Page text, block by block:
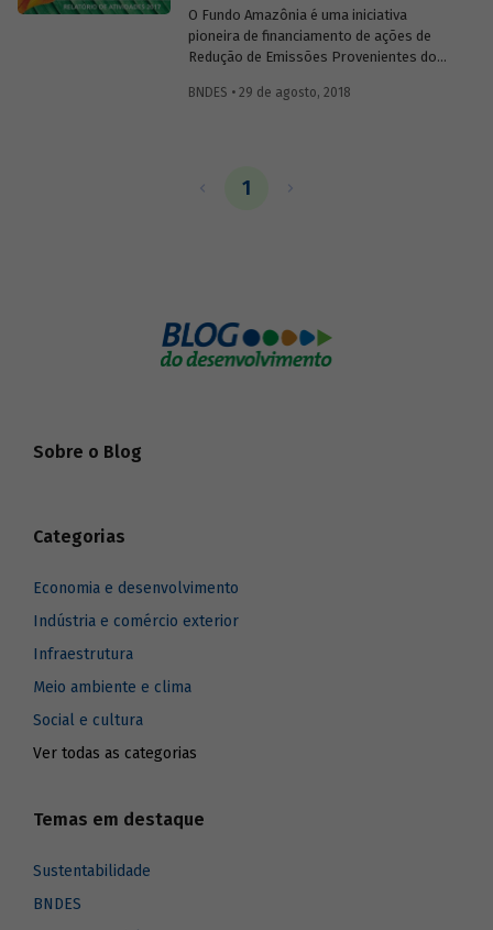
desmatamento em outros biomas
brasileiros e em outros países com
florestas tropicais.
O Fundo Amazônia é uma iniciativa
pioneira de financiamento de ações de
Redução de Emissões Provenientes do
Florestal (REDD+). Gerido pelo BNDES,
e combate ao desmatamento e de
BNDES • 29 de agosto, 2018
1
Sobre o Blog
Categorias
Economia e desenvolvimento
Indústria e comércio exterior
Infraestrutura
Meio ambiente e clima
Social e cultura
Ver todas as categorias
Temas em destaque
Sustentabilidade
BNDES